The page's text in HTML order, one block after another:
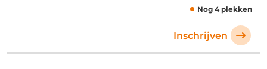
Nog 4 plekken
Inschrijven